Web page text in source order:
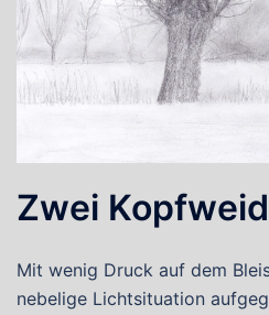
Zwei
Mit wenig Druck auf dem
nebelige Lichtsituation